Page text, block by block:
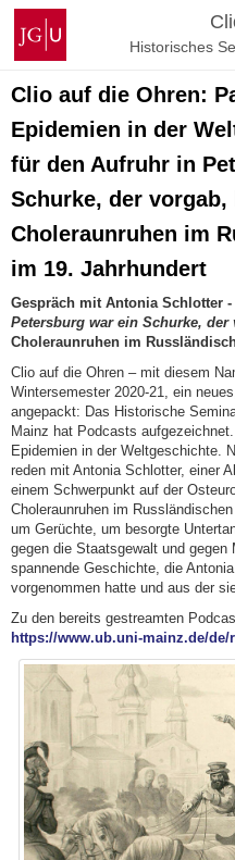
Zum
Inhalt
springen
Johannes
Gutenberg-
Universität
Mainz
Historisches
Clio auf die Ohren:
Epidemien in der
für den Aufruhr in
Schurke, der vorgab,
Choleraunruhen im
im 19. Jahrhundert
Gespräch mit Antonia Schlotter -
Petersburg war ein Schurke,
Choleraunruhen im
Clio auf die Ohren – mit diesem
Wintersemester 2020-21, ein
angepackt: Das Historische
Mainz hat Podcasts
Epidemien in der Weltgeschichte.
reden mit Antonia Schlotter, einer
einem Schwerpunkt auf der
Choleraunruhen im
um Gerüchte, um besorgte
gegen die Staatsgewalt und
spannende Geschichte, die
vorgenommen hatte und aus der
Zu den bereits gestreamten
https://www.ub.uni-mainz.de/